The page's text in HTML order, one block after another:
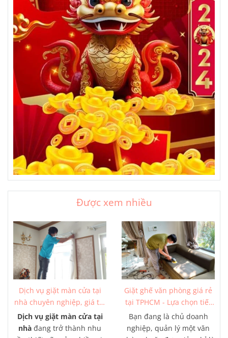
Được xem nhiều
Dịch vụ giặt màn cửa tại
nhà chuyên nghiệp, giá tốt
từ 150K
Dịch vụ giặt màn cửa tại
nhà đang trở thành nhu
Giặt ghế văn phòng giá rẻ
tại TPHCM - Lựa chọn tiết
kiệm tối ưu
Bạn đang là chủ doanh
nghiệp, quản lý một văn